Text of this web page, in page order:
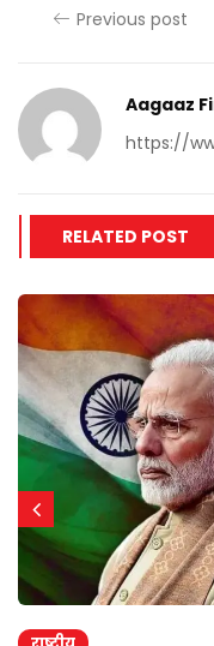
Previous post
Aagaaz
https://
RELATED POST